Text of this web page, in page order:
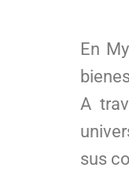
En
A
sus